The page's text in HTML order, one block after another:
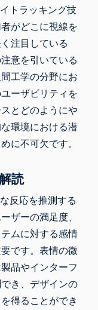
トラッキング技
がどこに視線を
注目している
意を引いている
工学の分野にお
ーザビリティを
とどのようにや
環境における潜
に不可欠です。
読
反応を推測する
ザーの満足度、
ムに対する感情
です。表情の微
品やインターフ
き、デザインの
得ることができ